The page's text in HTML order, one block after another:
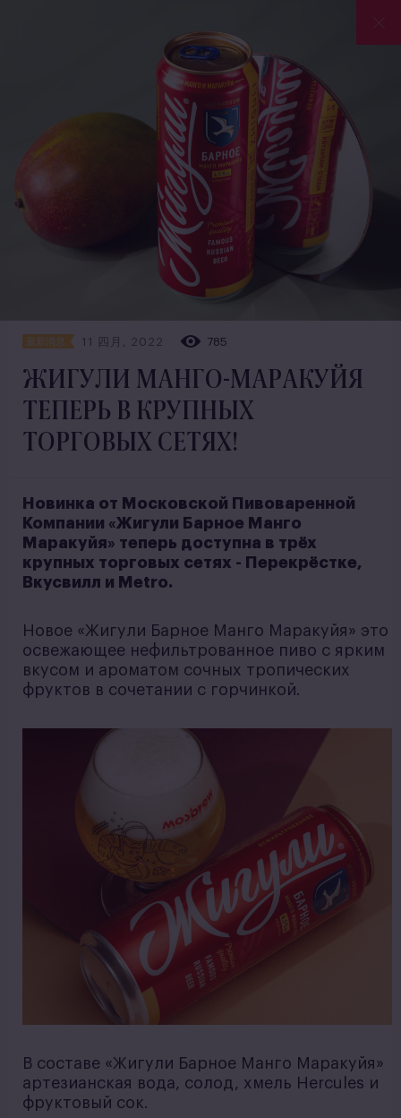
最新消息 11 四月, 2022 785
ЖИГУЛИ МАНГО-МАРАКУЙЯ
ТЕПЕРЬ В КРУПНЫХ
ТОРГОВЫХ СЕТЯХ!
Новинка от Московской Пивоваренной
Компании «Жигули Барное Манго
Маракуйя» теперь доступна в трёх
крупных торговых сетях - Перекрёстке,
Вкусвилл и Metro.
Новое «Жигули Барное Манго Маракуйя» это
освежающее нефильтрованное пиво с ярким
вкусом и ароматом сочных тропических
фруктов в сочетании с горчинкой.
В составе «Жигули Барное Манго Маракуйя»
артезианская вода, солод, хмель Hercules и
фруктовый сок.